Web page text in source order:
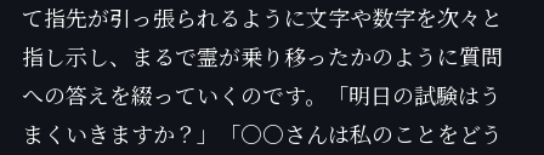
て指先が引っ張られるように文字や数字を次々と
指し示し、まるで霊が乗り移ったかのように質問
への答えを綴っていくのです。「明日の試験はう
まくいきますか？」「○○さんは私のことをどう